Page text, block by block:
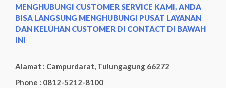
MENGHUBUNGI CUSTOMER SERVICE KAMI, ANDA
BISA LANGSUNG MENGHUBUNGI PUSAT LAYANAN
DAN KELUHAN CUSTOMER DI CONTACT DI BAWAH
INI
Alamat : Campurdarat, Tulungagung 66272
Phone : 0812-5212-8100